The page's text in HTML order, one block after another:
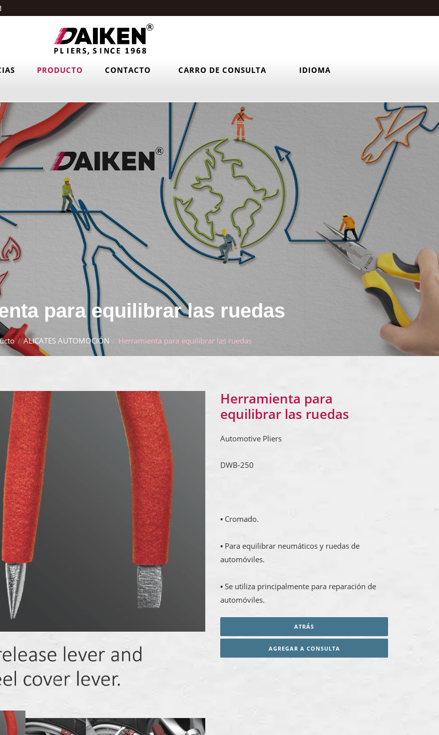
PRODUCTO CONTACTO CARRO DE CONSULTA IDIOMA
para equilibrar las ruedas
ALICATES AUTOMOCIÓN Herramienta para equilibrar las ruedas
Herramienta para
equilibrar las ruedas
Automotive Pliers
DWB-250
▪ Cromado.
▪ Para equilibrar neumáticos y ruedas de
automóviles.
▪ Se utiliza principalmente para reparación de
automóviles.
ATRÁS
AGREGAR A CONSULTA